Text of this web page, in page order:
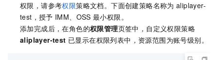
权限，请参考权限策略文档。下面创建策略名称为 aliplayer-
test，授予 IMM、OSS 最小权限。
添加完成后，在角色的权限管理页签中，自定义权限策略
aliplayer-test 已显示在权限列表中，资源范围为账号级别。